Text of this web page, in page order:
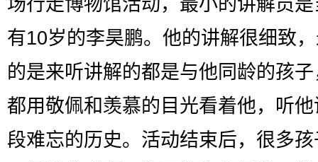
有10岁的李昊鹏。他的讲解很细致
的是来听讲解的都是与他同龄的孩
都用敬佩和羡慕的目光看着他，听
段难忘的历史。活动结束后，很多